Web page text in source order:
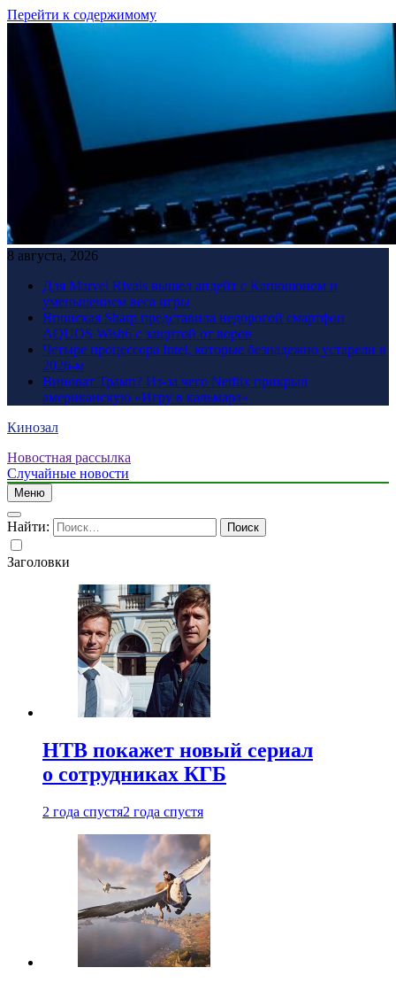
Перейти к содержимому
8 августа, 2026
Для Marvel Rivals вышел апдейт с Капюшоном и
уменьшением веса игры
Японская Sharp представила недорогой смартфон
AQUOS Wish6 с защитой от воров
Четыре процессора Intel, которые безнадежно устарели в
2026-м
Виноват Трамп? Из-за чего Netflix прикрыл
американскую «Игру в кальмара»
Кинозал
Новостная рассылка
Случайные новости
Меню
Найти:
Заголовки
НТВ покажет новый сериал
о сотрудниках КГБ
2 года спустя2 года спустя